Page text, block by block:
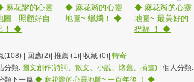
麻花辮的心靈
圖-- 照顧好自
！ ◆
◆ 麻花辮的心靈
地圖~ 蠟燭！ ◆
◆ 麻花辮的心靈
地圖~ 最美好的
祝福 ！ ◆
(108) | 回應(2)| 推薦 (1)| 收藏 (0)| 轉寄
分類: 圖文創作(詩詞、散文、小說、懷舊、插畫) | 個人分類:
類下一篇:◆ 麻花辮的心靈地圖~ 一百年後 ！ ◆